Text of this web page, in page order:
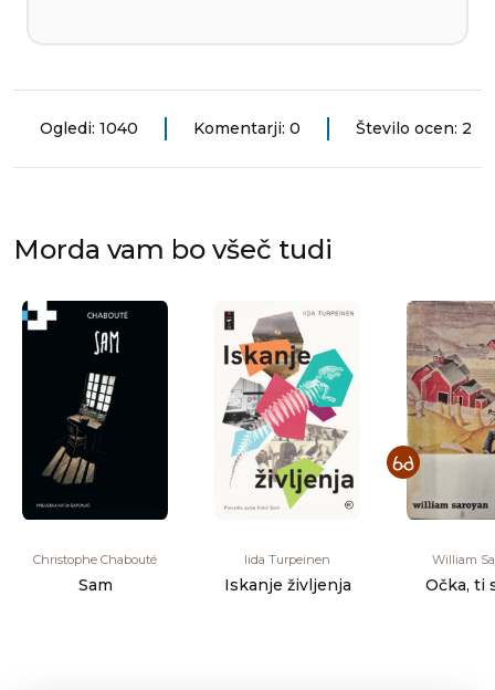
Ogledi: 1040 Komentarji: 0 Število ocen: 2
Morda vam bo všeč tudi
Christophe Chabouté
Sam
Iida Turpeinen
Iskanje življenja
William
Očka, ti